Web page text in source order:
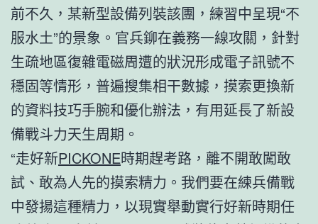
前不久，某新型設備列裝該團，練習中呈現“不
服水土”的景象。官兵鉚在義務一線攻關，針對
生疏地區復雜電磁周遭的狀況形成電子訊號不
穩固等情形，普遍搜集相干數據，摸索更換新
的資料技巧手腕和優化辦法，有用延長了新設
備戰斗力天生周期。
“走好新PICKONE時期趕考路，離不開敢闖敢
試、敢為人先的摸索精力。我們要在練兵備戰
中發揚這種精力，以現實舉動實行好新時期任